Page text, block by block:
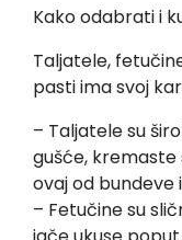
Kako odabrati i
Taljatele,
pasti ima svoj
– Taljatele su
gušće, kremaste
ovaj od bundeve
– Fetučine su